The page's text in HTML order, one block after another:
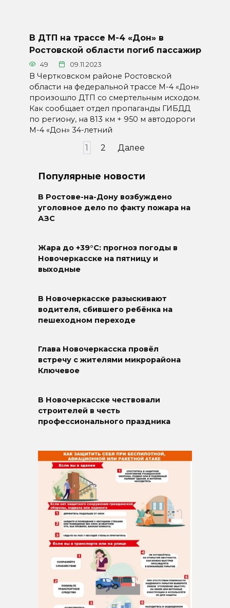
В ДТП на трассе М-4 «Дон» в
Ростовской области погиб пассажир
49 09.11.2023
В Чертковском районе Ростовской
области на федеральной трассе М-4 «Дон»
произошло ДТП со смертельным исходом.
Как сообщает отдел пропаганды ГИБДД
по региону, на 813 км + 950 м автодороги
М-4 «Дон» 34-летний
1 2 Далее
Популярные новости
В Ростове-на-Дону возбуждено
уголовное дело по факту пожара на
АЗС
Жара до +39°C: прогноз погоды в
Новочеркасске на пятницу и
выходные
В Новочеркасске разыскивают
водителя, сбившего ребёнка на
пешеходном переходе
Глава Новочеркасска провёл
встречу с жителями микрорайона
Ключевое
В Новочеркасске чествовали
строителей в честь
профессионального праздника